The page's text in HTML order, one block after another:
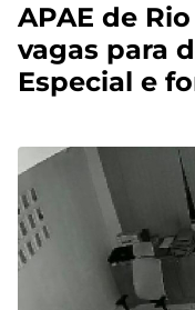
APAE de
vagas para
Especial e